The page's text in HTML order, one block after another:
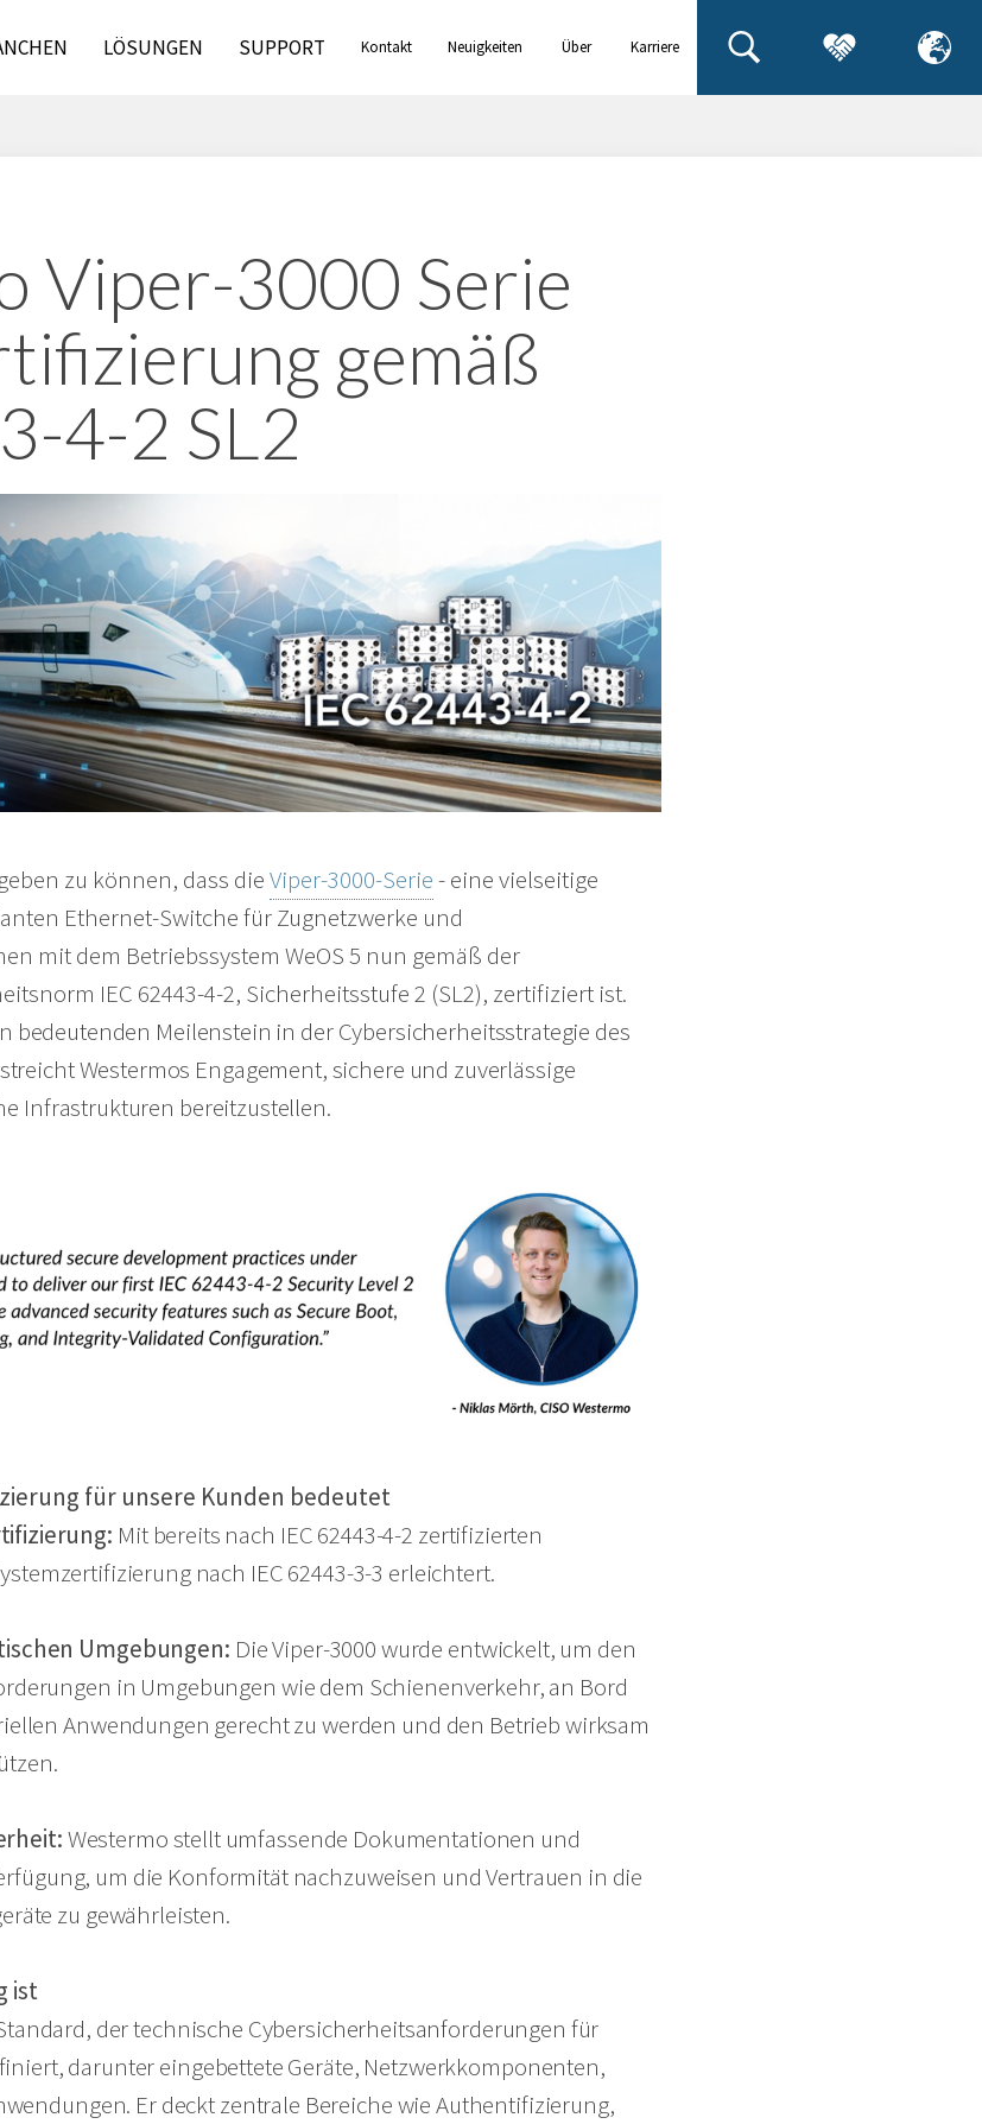
LÖSUNGEN SUPPORT Kontakt
Neuigkeiten
Über
Karriere
Viper-3000 Serie
gemäß
4-2 SL2
zu können, dass dieViper-3000-Serie - eine vielseitige
Ethernet-Switche für Zugnetzwerke und
mit dem Betriebssystem WeOS 5 nun gemäß der
IEC 62443-4-2, Sicherheitsstufe 2 (SL2), zertifiziert ist.
bedeutenden Meilenstein in der Cybersicherheitsstrategie des
Westermos Engagement, sichere und zuverlässige
Infrastrukturen bereitzustellen.
für unsere Kunden bedeutet
: Mit bereits nach IEC 62443-4-2 zertifizierten
nach IEC 62443-3-3 erleichtert.
Umgebungen: Die Viper-3000 wurde entwickelt, um den
in Umgebungen wie dem Schienenverkehr, an Bord
Anwendungen gerecht zu werden und den Betrieb wirksam
:Westermo stellt umfassende Dokumentationen und
um die Konformität nachzuweisen und Vertrauen in die
zu gewährleisten.
ist
der technische Cybersicherheitsanforderungen für
darunter eingebettete Geräte, Netzwerkkomponenten,
Er deckt zentrale Bereiche wie Authentifizierung,